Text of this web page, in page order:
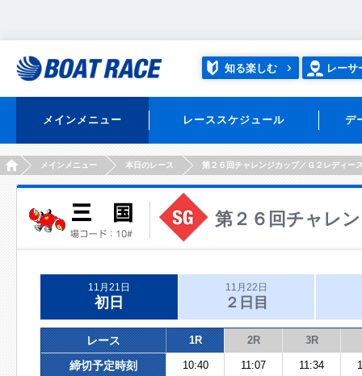
知る楽しむ レーサ
メインメニュー レーススケジュール デ
HOMEメインメニュー 本日のレース 第２６回チャレンジカップ／Ｇ２レディー
第２６回チャレ
11月21日
初日
11月22日
２日目
レース 1R 2R 3R
締切予定時刻 10:40 11:07 11:34